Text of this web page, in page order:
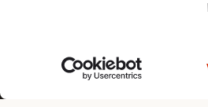
© FPG Media AB 2005-2026